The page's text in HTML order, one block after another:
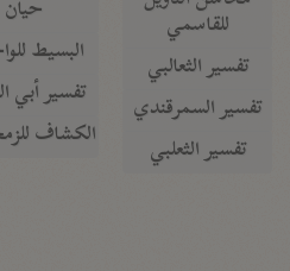
للقاسمي
تفسير الثعالبي
تفسير السمرقندي
تفسير الثعلبي
حيان
البسيط
تفسير أبي
الكشاف